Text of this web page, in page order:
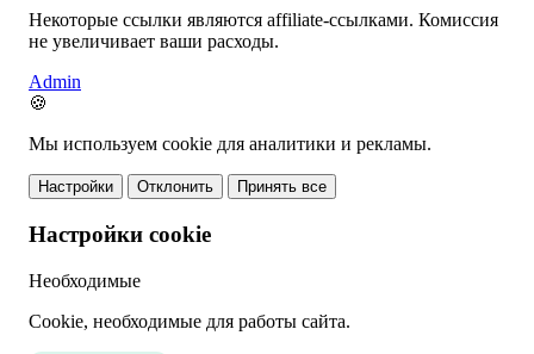
Некоторые ссылки являются affiliate-ссылками. Комиссия
не увеличивает ваши расходы.
Admin
🍪
Мы используем cookie для аналитики и рекламы.
Настройки Отклонить Принять все
Настройки cookie
Необходимые
Cookie, необходимые для работы сайта.